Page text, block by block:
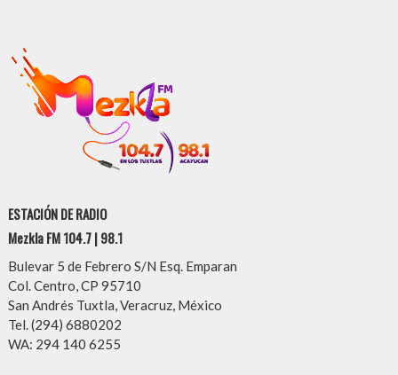
ESTACIÓN DE RADIO
Mezkla FM 104.7 | 98.1
Bulevar 5 de Febrero S/N Esq. Emparan
Col. Centro, CP 95710
San Andrés Tuxtla, Veracruz, México
Tel. (294) 6880202
WA: 294 140 6255